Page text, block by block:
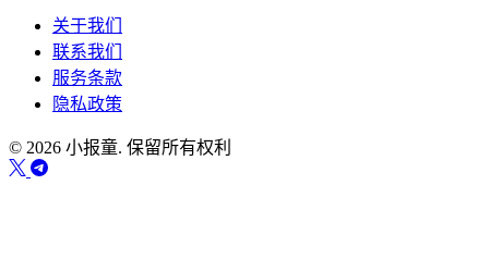
关于我们
联系我们
服务条款
隐私政策
© 2026 小报童. 保留所有权利